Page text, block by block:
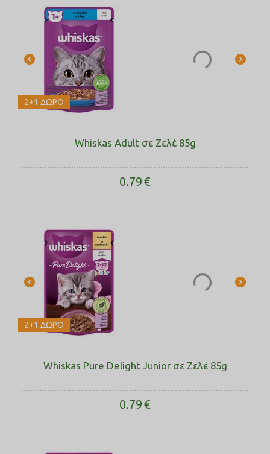
2+1 ΔΩΡΟ
Whiskas Adult σε Ζελέ 85g
0.79€
2+1 ΔΩΡΟ
Whiskas Pure Delight Junior σε Ζελέ 85g
0.79€